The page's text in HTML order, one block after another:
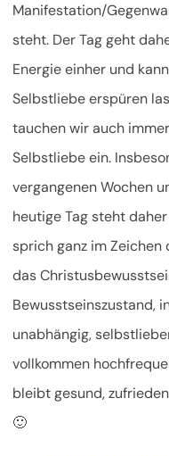
Manifestation/
steht. Der Tag geht
Energie einher und
Selbstliebe erspüren
tauchen wir auch
Selbstliebe ein.
vergangenen Wochen
heutige Tag steht
sprich ganz im Zeichen
das
Bewusstseinszustand,
unabhängig,
vollkommen
bleibt gesund,
🙂